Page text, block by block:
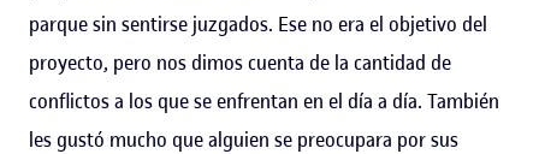
parque sin sentirse juzgados. Ese no era el objetivo del
proyecto, pero nos dimos cuenta de la cantidad de
conflictos a los que se enfrentan en el día a día. También
les gustó mucho que alguien se preocupara por sus